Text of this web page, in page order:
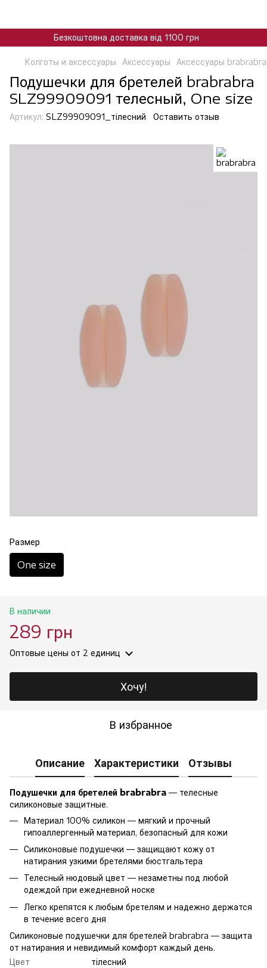
Безкоштовна доставка від 1100 грн
Колготы и аксессуары Аксессуары Аксессуары brabrabra
Подушечки для бретелей brabrabra
SLZ99909091 телесный, One size
Артикул: SLZ99909091_тілесний Оставить отзыв
Размер
One size
В наличии
289 грн
Оптовые цены от 2 единиц
Хочу!
В избранное
Описание Характеристики Отзывы
Подушечки для бретелей brabrabra — телесные
силиконовые защитные.
Материал 100% силикон — мягкий и прочный
гипоаллергенный материал, безопасный для кожи
Силиконовые подушечки — защищают кожу от
натирания узкими бретелями бюстгальтера
Телесный нюдовый цвет — незаметны под любой
одеждой при ежедневной носке
Легко крепятся к любым бретелям и надежно держатся
в течение всего дня
Силиконовые подушечки для бретелей brabrabra — защита
от натирания и невидимый комфорт каждый день.
Цвет
тілесний